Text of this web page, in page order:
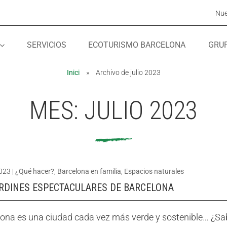
SERVICIOS ECOTURISMO BARCELONA
Inici » Archivo de julio 2023
MES: JULIO 2023
|¿Qué hacer? Barcelona en familia Espacios naturales
ESPECTACULARES DE BARCELONA
es una ciudad cada vez más verde y sostenible…
ACCIÓ SOCIAL I JOVES ESPLAIS
ACTUALITAT
Notícies
ACCIÓ SOCIAL I JOVES ESPLAIS
ACTUALITAT
Notícies